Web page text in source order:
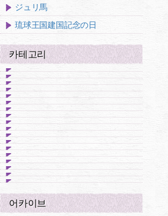
ジュリ馬
琉球王国建国記念の日
카테고리
어카이브